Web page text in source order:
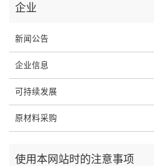
企业
新闻公告
企业信息
可持续发展
原材料采购
使用本网站时的注意事项